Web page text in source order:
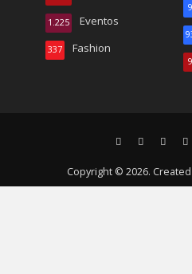
Eventos
1.225
Fashion
337
Copyright © 2026.